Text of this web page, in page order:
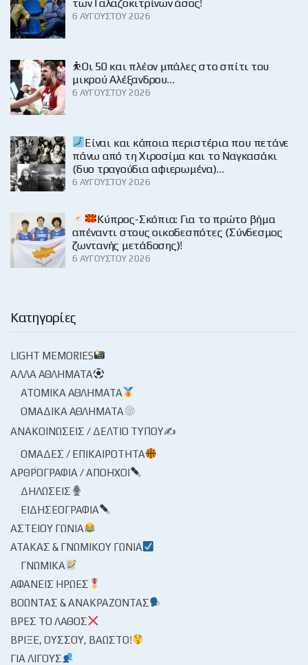
των Γαλαζοκιτρίνων άσος!
6 ΑΥΓΟΎΣΤΟΥ 2026
⛹️Οι 50 και πλέον μπάλες στο σπίτι του
μικρού Αλέξανδρου…
6 ΑΥΓΟΎΣΤΟΥ 2026
Είναι και κάποια περιστέρια που πετάνε
πάνω από τη Χιροσίμα και το Ναγκασάκι
(δυο τραγούδια αφιερωμένα)…
6 ΑΥΓΟΎΣΤΟΥ 2026
Κύπρος-Σκόπια: Για το πρώτο βήμα
απέναντι στους οικοδεσπότες (Σύνδεσμος
ζωντανής μετάδοσης)!
6 ΑΥΓΟΎΣΤΟΥ 2026
Κατηγορίες
LIGHT MEMORIES
ΆΛΛΑ ΑΘΛΉΜΑΤΑ
ΑΤΟΜΙΚΆ ΑΘΛΉΜΑΤΑ
ΟΜΑΔΙΚΆ ΑΘΛΉΜΑΤΑ
ΑΝΑΚΟΙΝΏΣΕΙΣ / ΔΕΛΤΊΟ ΤΎΠΟΥ✍
ΟΜΆΔΕΣ / ΕΠΙΚΑΙΡΌΤΗΤΑ
ΑΡΘΡΟΓΡΑΦΊΑ / ΑΠΌΗΧΟΙ
ΔΗΛΏΣΕΙΣ
ΕΙΔΗΣΕΟΓΡΑΦΊΑ
ΑΣΤΕΊΟΥ ΓΩΝΊΑ
ΑΤΆΚΑΣ & ΓΝΩΜΙΚΟΎ ΓΩΝΊΑ
ΓΝΩΜΙΚΆ
ΑΦΑΝΕΊΣ ΉΡΩΕΣ
ΒΟΏΝΤΑΣ & ΑΝΑΚΡΆΖΟΝΤΑΣ
ΒΡΕΣ ΤΟ ΛΆΘΟΣ
ΒΡΊΞΕ, ΟΎΣΣΟΥ, ΒΆΩΣΤΟ!
ΓΙΑ ΛΊΓΟΥΣ